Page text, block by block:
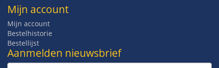
Mijn account
Mijn account
Bestelhistorie
Bestellijst
Aanmelden nieuwsbrief